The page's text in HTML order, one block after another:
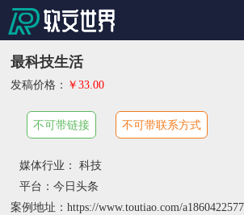
最科技生活
发稿价格： ￥33.00
不可带链接 不可带联系方式
媒体行业： 科技
平台：今日头条
案例地址：https://www.toutiao.com/